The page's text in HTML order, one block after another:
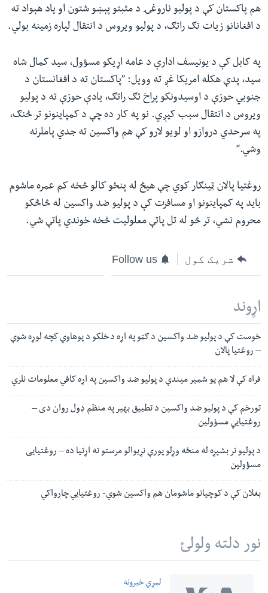
هم پاکستان کې د پولیو ناروغۍ د مثبتو پېښو شتون او یاد هېواد ته
د افغانانو زیات تګ راتګ، د پولیو ویروس د انتقال لپاره زمینه بولي.
په کابل کې د یونیسف ادارې د عامه اړیکو مسؤول، سید کمال شاه
سید، پدې هکله امریکا غږ ته وویل: ”پاکستان ته د افغانستان د
جنوبي حوزې د اوسیدونکو پراخ تګ راتګ، یادې حوزې ته د پولیو
ویروس د انتقال سبب کیږي. نو په کار ده چې د کمپاینونو تر څنګ،
په سرحدي دروازو او لویو لارو کې هم واکسین ته جدي پاملرنه
وشي.“
روغتیا پالان ټينګار کوي چې هیڅ له پنځو کالو څخه کم عمره ماشوم
باید په کمپاینونو او مسافرت کې د پولیو ضد واکسین له څاڅکو
محروم نشي، تر څو له تل پاتې معلولیت څخه خوندي پاتې شي.
شریک کول Follow us
اړوند
خوست کې د پولیو ضد واکسین د ګټو په اړه د خلکو د پوهاوي کچه لوړه شوې
– روغتیا پالان
فراه کې لا هم یو شمېر میندې د پولیو ضد واکسین په اړه کافي معلومات نلري
تورخم کې د پولیو ضد واکسین د تطبیق بهیر په منظم ډول روان دی –
روغتیایي مسؤولین
د پولیو تر بشپړه له منځه وړلو پورې نړیوالو مرستو ته اړتیا ده – روغتیایی
مسؤولین
بغلان کې د کوچیانو ماشومان هم واکسین شوي- روغتیایي چارواکي
نور دلته ولولئ
لمړي خبرونه